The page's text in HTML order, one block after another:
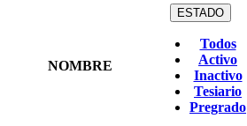
NOMBRE
ESTADO
Todos
Activo
Inactivo
Tesiario
Pregrado